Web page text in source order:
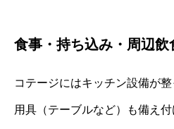
食事・持ち込み・周辺飲
コテージにはキッチン設備が
用具（テーブルなど）も備え